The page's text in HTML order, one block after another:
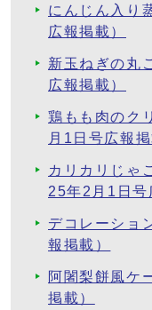
にんじん入り
広報掲載）
新玉ねぎの丸
広報掲載）
鶏もも肉のク
月1日号広報掲
カリカリじゃ
25年2月1日号
デコレーショ
報掲載）
阿闍梨餅風ケ
掲載）